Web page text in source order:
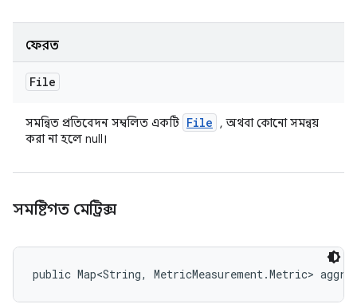
ফেরত
File
সমন্বিত প্রতিবেদন সম্বলিত একটি File
, অথবা কোনো সমন্বয়
করা না হলে null।
সমষ্টিগত মেট্রিক্স
public Map<String, MetricMeasurement.Metric>